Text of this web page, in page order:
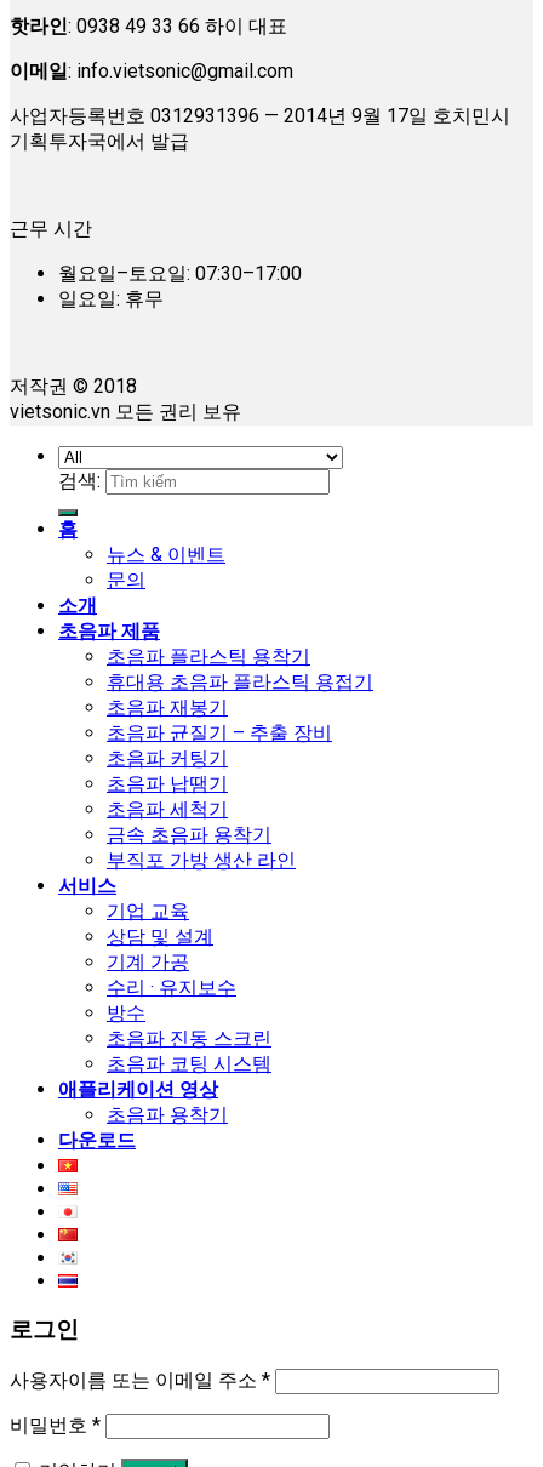
핫라인: 0938 49 33 66 하이 대표
이메일: info.vietsonic@gmail.com
사업자등록번호 0312931396 — 2014년 9월 17일 호치민시
기획투자국에서 발급
근무 시간
월요일–토요일: 07:30–17:00
일요일: 휴무
저작권 © 2018
vietsonic.vn 모든 권리 보유
검색:
홈
뉴스 & 이벤트
문의
소개
초음파 제품
초음파 플라스틱 용착기
휴대용 초음파 플라스틱 용접기
초음파 재봉기
초음파 균질기 – 추출 장비
초음파 커팅기
초음파 납땜기
초음파 세척기
금속 초음파 용착기
부직포 가방 생산 라인
서비스
기업 교육
상담 및 설계
기계 가공
수리 · 유지보수
방수
초음파 진동 스크린
초음파 코팅 시스템
애플리케이션 영상
초음파 용착기
다운로드
로그인
사용자이름 또는 이메일 주소 *
비밀번호 *